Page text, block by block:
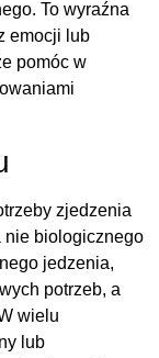
To wyraźna
emocji lub
pomóc w
zjedzenia
nie biologicznego
jedzenia,
potrzeb, a
wielu
lub